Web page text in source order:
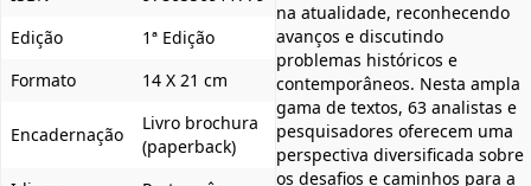
Edição
1ª Edição
Formato
14 X 21 cm
Encadernação
Livro brochura
(paperback)
na atualidade, reconhecendo
avanços e discutindo
problemas históricos e
contemporâneos. Nesta ampla
gama de textos, 63 analistas e
pesquisadores oferecem uma
perspectiva diversificada sobre
os desafios e caminhos para a